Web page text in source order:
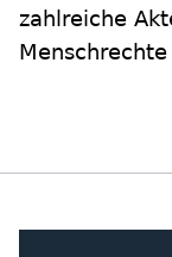
zahlreiche